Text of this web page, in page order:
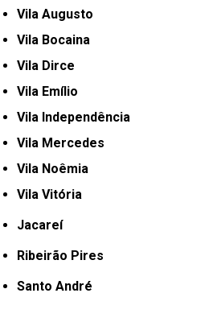
Vila Augusto
Vila Bocaina
Vila Dirce
Vila Emílio
Vila Independência
Vila Mercedes
Vila Noêmia
Vila Vitória
Jacareí
Ribeirão Pires
Santo André